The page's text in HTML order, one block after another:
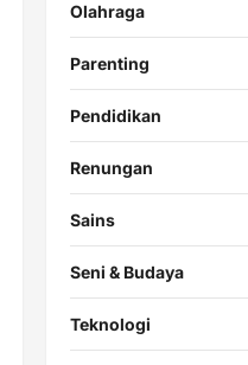
Olahraga
Parenting
Pendidikan
Renungan
Sains
Seni & Budaya
Teknologi